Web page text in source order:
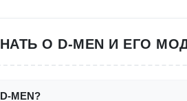
О D-MEN И ЕГО
MEN?